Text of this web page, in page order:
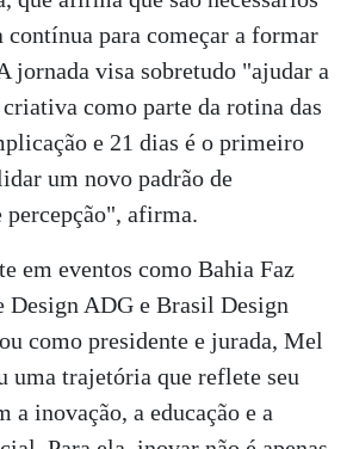
contínua para começar a formar
jornada visa sobretudo "ajudar a
como parte da rotina das
e 21 dias é o primeiro
um novo padrão de
percepção", afirma.
em eventos como Bahia Faz
Design ADG e Brasil Design
como presidente e jurada, Mel
uma trajetória que reflete seu
a inovação, a educação e a